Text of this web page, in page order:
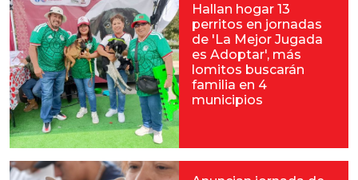
Hallan hogar 13
perritos en jornadas
de 'La Mejor Jugada
es Adoptar', más
lomitos buscarán
familia en 4
municipios